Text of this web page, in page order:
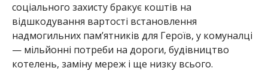
соціального захисту бракує коштів на
відшкодування вартості встановлення
надмогильних пам’ятників для Героїв, у комуналці
— мільйонні потреби на дороги, будівництво
котелень, заміну мереж і ще низку всього.